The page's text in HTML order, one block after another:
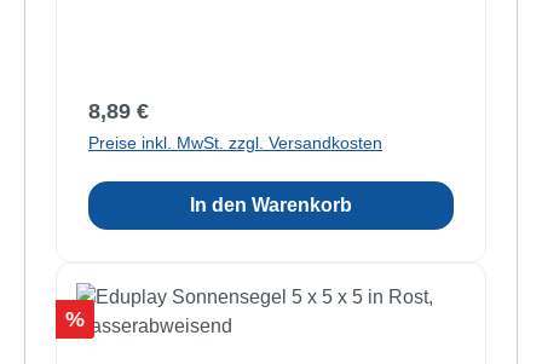
Regulärer Preis:
8,89 €
Preise inkl. MwSt. zzgl. Versandkosten
In den Warenkorb
Rabatt
%